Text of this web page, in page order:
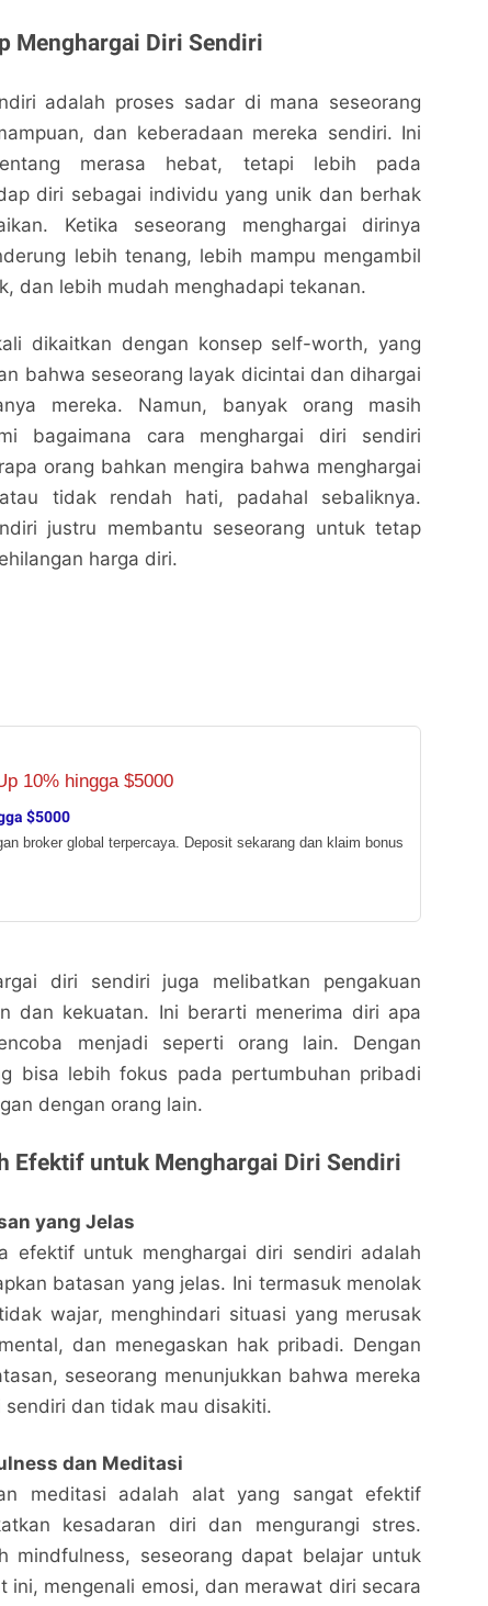
Bagikan ke media lain
Menghargai Diri Sendiri
adalah proses sadar di mana seseorang
dan keberadaan mereka sendiri. Ini
merasa hebat, tetapi lebih pada
diri sebagai individu yang unik dan berhak
Ketika seseorang menghargai dirinya
lebih tenang, lebih mampu mengambil
dan lebih mudah menghadapi tekanan.
dikaitkan dengan konsep self-worth, yang
bahwa seseorang layak dicintai dan dihargai
mereka. Namun, banyak orang masih
bagaimana cara menghargai diri sendiri
orang bahkan mengira bahwa menghargai
tidak rendah hati, padahal sebaliknya.
justru membantu seseorang untuk tetap
harga diri.
$5000
broker global terpercaya. Deposit sekarang dan klaim bonus
diri sendiri juga melibatkan pengakuan
dan kekuatan. Ini berarti menerima diri apa
menjadi seperti orang lain. Dengan
bisa lebih fokus pada pertumbuhan pribadi
dengan orang lain.
Efektif untuk Menghargai Diri Sendiri
yang Jelas
efektif untuk menghargai diri sendiri adalah
batasan yang jelas. Ini termasuk menolak
wajar, menghindari situasi yang merusak
dan menegaskan hak pribadi. Dengan
seseorang menunjukkan bahwa mereka
sendiri dan tidak mau disakiti.
dan Meditasi
meditasi adalah alat yang sangat efektif
kesadaran diri dan mengurangi stres.
mindfulness, seseorang dapat belajar untuk
ini, mengenali emosi, dan merawat diri secara
Bagikan ke media lain